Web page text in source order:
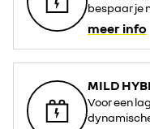
bespaar je
meer info
MILD
Voor een